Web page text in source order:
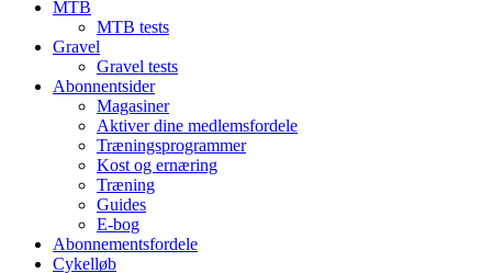
MTB
MTB tests
Gravel
Gravel tests
Abonnentsider
Magasiner
Aktiver dine medlemsfordele
Træningsprogrammer
Kost og ernæring
Træning
Guides
E-bog
Abonnementsfordele
Cykelløb